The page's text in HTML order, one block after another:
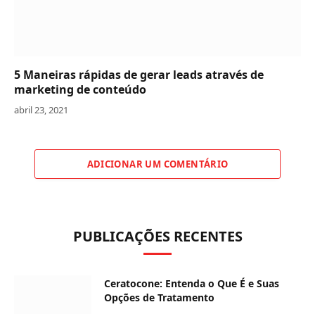
5 Maneiras rápidas de gerar leads através de
marketing de conteúdo
abril 23, 2021
ADICIONAR UM COMENTÁRIO
PUBLICAÇÕES RECENTES
Ceratocone: Entenda o Que É e Suas
Opções de Tratamento